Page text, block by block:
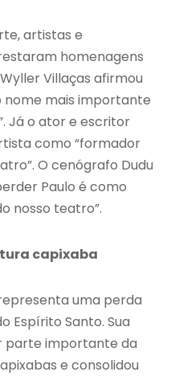
artistas e
homenagens
Villaças afirmou
nome mais importante
Já o ator e escritor
como “formador
O cenógrafo Dudu
Paulo é como
nosso teatro”.
capixaba
uma perda
Espírito Santo. Sua
parte importante da
e consolidou